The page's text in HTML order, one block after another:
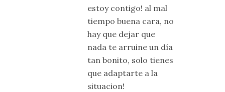
estoy contigo! al mal
tiempo buena cara, no
hay que dejar que
nada te arruine un día
tan bonito, solo tienes
que adaptarte a la
situacion!